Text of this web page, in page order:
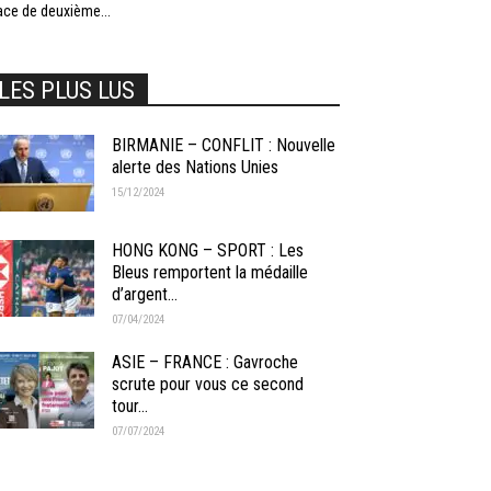
de deuxième...
PLUS LUS
BIRMANIE – CONFLIT : Nouvelle
alerte des Nations Unies
15/12/2024
HONG KONG – SPORT : Les
Bleus remportent la médaille
d’argent...
07/04/2024
ASIE – FRANCE : Gavroche
scrute pour vous ce second
tour...
07/07/2024